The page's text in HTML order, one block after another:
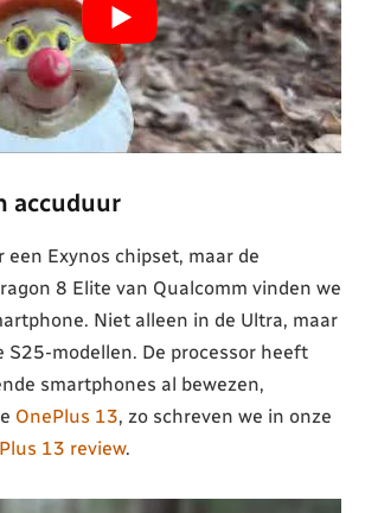
accuduur
een Exynos chipset, maar de
8 Elite van Qualcomm vinden we
Niet alleen in de Ultra, maar
S25-modellen. De processor heeft
smartphones al bewezen,
OnePlus 13, zo schreven we in onze
13 review.